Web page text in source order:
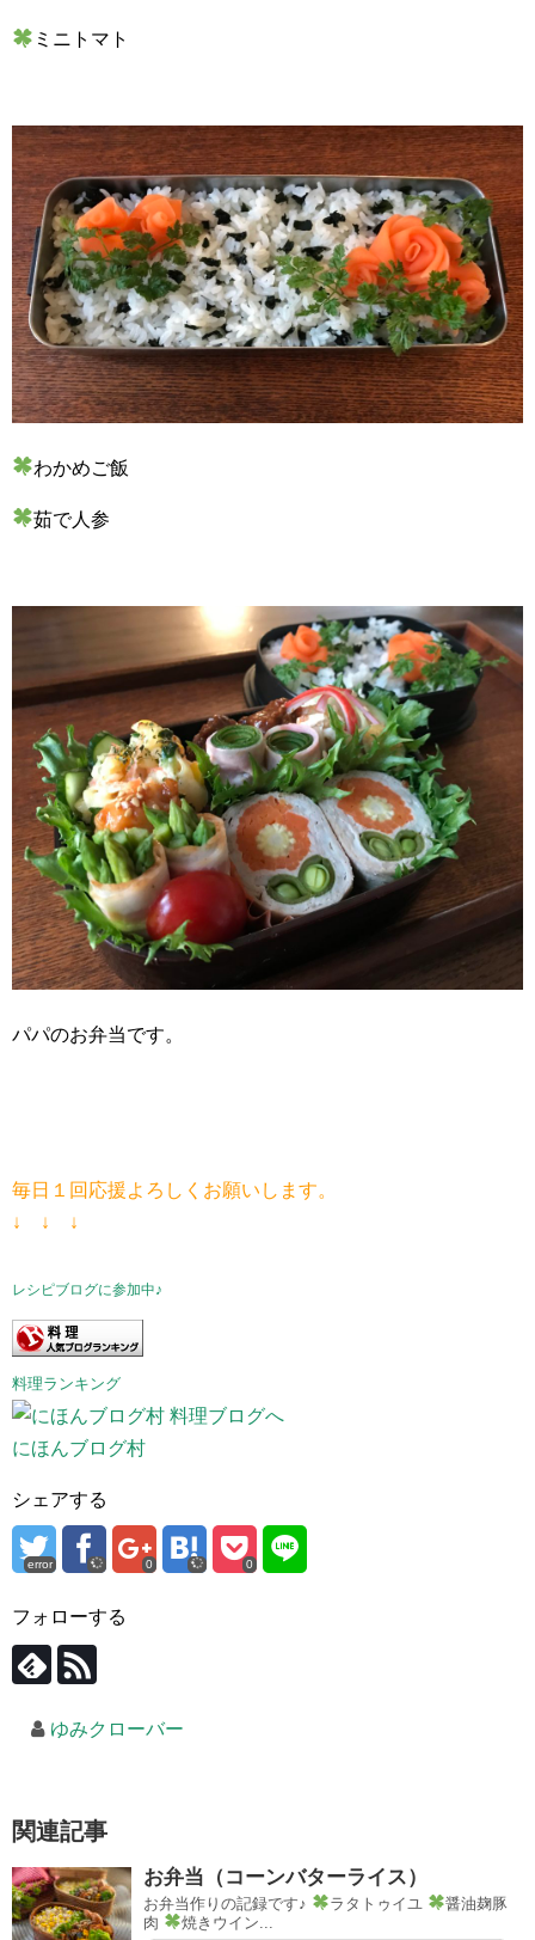
ミニトマト
わかめご飯
茹で人参
パパのお弁当です。
毎日１回応援よろしくお願いします。
↓ ↓ ↓
レシピブログに参加中♪
料理ランキング
にほんブログ村
シェアする
error 0 0
フォローする
ゆみクローバー
関連記事
お弁当（コーンバターライス）
お弁当作りの記録です♪ ラタトゥイユ
醤油麹豚
肉
焼きウイン...